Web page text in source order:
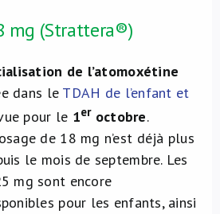
mg (Strattera®)
de l’atomoxétine
dans le TDAH de l’enfant et
pour le 1eroctobre.
de 18 mg n’est déjà plus
le mois de septembre. Les
mg sont encore
pour les enfants, ainsi